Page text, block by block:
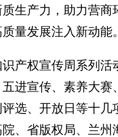
生产力，助力营商
量发展注入新动能
权宣传周系列活
进宣传、素养大赛
选、开放日等十几
、省版权局、兰州